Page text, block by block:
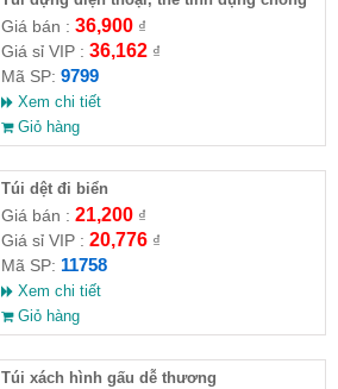
nước đa chức năng
Giá bán : 36,900₫
Giá sỉ VIP : 36,162₫
Mã SP: 9799
Xem chi tiết
Giỏ hàng
Túi dệt đi biển
Giá bán : 21,200₫
Giá sỉ VIP : 20,776₫
Mã SP: 11758
Xem chi tiết
Giỏ hàng
Túi xách hình gấu dễ thương